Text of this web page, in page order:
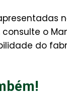
consulte o
do